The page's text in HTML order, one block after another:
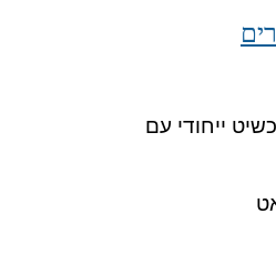
ייחודי עם